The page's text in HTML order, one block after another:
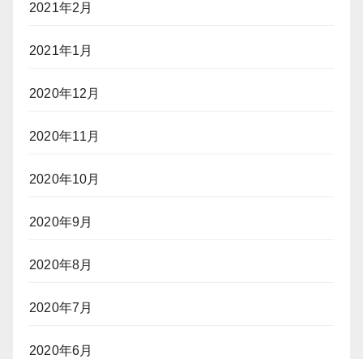
2021年2月
2021年1月
2020年12月
2020年11月
2020年10月
2020年9月
2020年8月
2020年7月
2020年6月